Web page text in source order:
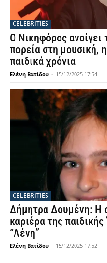
CELEBRITIES
Ο Νικηφόρος ανοίγει
πορεία στη μουσική,
παιδικά χρόνια
Ελένη Βατίδου - 15/12/2025 17:54
CELEBRITIES
Δήμητρα Δουμένη: Η
καριέρα της
“Λένη”
Ελένη Βατίδου - 15/12/2025 17:52